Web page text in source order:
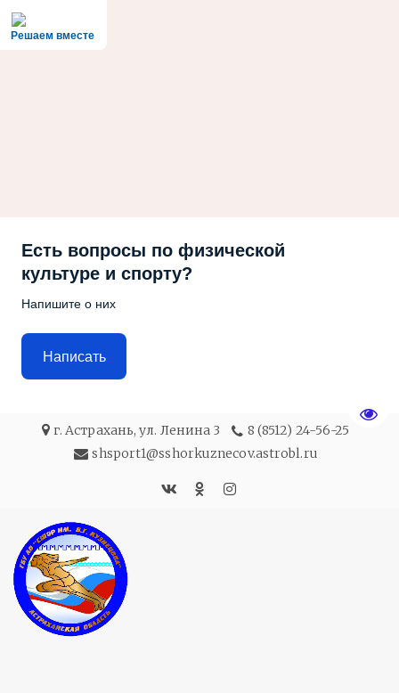
Решаем вместе
Есть вопросы по физической
культуре и спорту?
Напишите о них
Написать
г. Астрахань,ул. Ленина 3
8 (8512) 24-56-25
shsport1@sshorkuznecov.astrobl.ru